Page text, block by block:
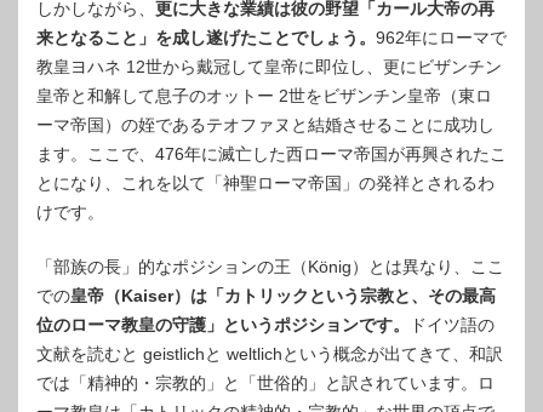
しかしながら、 更に大きな業績は彼の野望「カール大帝の再
来となること」を成し遂げたことでしょう。 962年にローマで
教皇ヨハネ 12世から戴冠して皇帝に即位し、更にビザンチン
皇帝と和解して息子のオットー 2世をビザンチン皇帝（東ロ
ーマ帝国）の姪であるテオファヌと結婚させることに成功し
ます。ここで、476年に滅亡した西ローマ帝国が再興されたこ
とになり、これを以て「神聖ローマ帝国」の発祥とされるわ
けです。
「部族の長」的なポジションの王（König）とは異なり、ここ
での皇帝（Kaiser）は「カトリックという宗教と、その最高
位のローマ教皇の守護」というポジションです。
ドイツ語の
文献を読むと geistlichと weltlichという概念が出てきて、和訳
では「精神的・宗教的」と「世俗的」と訳されています。ロ